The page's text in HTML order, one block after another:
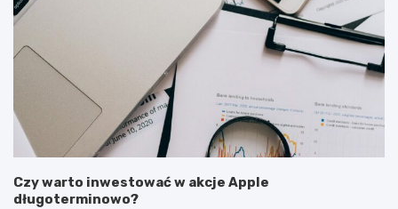
Czy warto inwestować w akcje Apple
długoterminowo?